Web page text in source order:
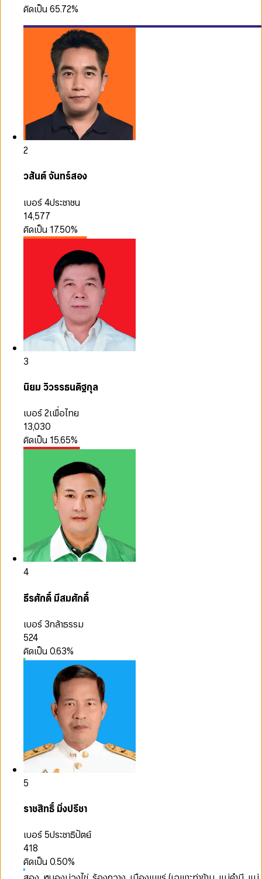
คิดเป็น65.72%
2
วสันต์ จันทร์สอง
เบอร์ 4ประชาชน
14,577
คิดเป็น 17.50%
3
นิยม วิวรรธนดิฐกุล
เบอร์ 2เพื่อไทย
13,030
คิดเป็น 15.65%
4
ธีรศักดิ์ มีสมศักดิ์
เบอร์ 3กล้าธรรม
524
คิดเป็น0.63%
5
ราชสิทธิ์ มิ่งปรีชา
เบอร์ 5ประชาธิปัตย์
418
คิดเป็น0.50%